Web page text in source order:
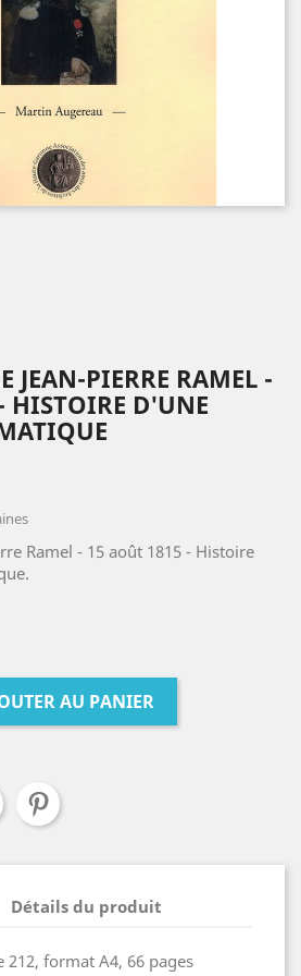
JEAN-PIERRE RAMEL -
HISTOIRE D'UNE
Ramel - 15 août 1815 - Histoire
AU PANIER
Détails du produit
format A4, 66 pages